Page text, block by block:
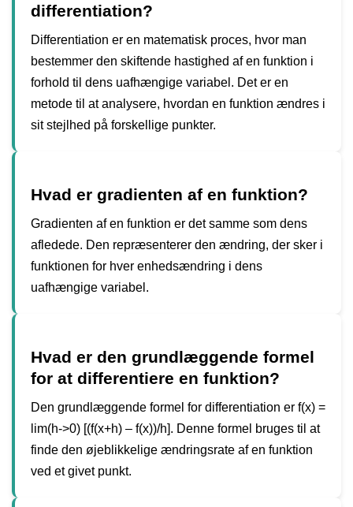
differentiation?
Differentiation er en matematisk proces, hvor man
bestemmer den skiftende hastighed af en funktion i
forhold til dens uafhængige variabel. Det er en
metode til at analysere, hvordan en funktion ændres i
sit stejlhed på forskellige punkter.
Hvad er gradienten af en funktion?
Gradienten af en funktion er det samme som dens
afledede. Den repræsenterer den ændring, der sker i
funktionen for hver enhedsændring i dens
uafhængige variabel.
Hvad er den grundlæggende formel
for at differentiere en funktion?
Den grundlæggende formel for differentiation er f(x) =
lim(h->0) [(f(x+h) – f(x))/h]. Denne formel bruges til at
finde den øjeblikkelige ændringsrate af en funktion
ved et givet punkt.